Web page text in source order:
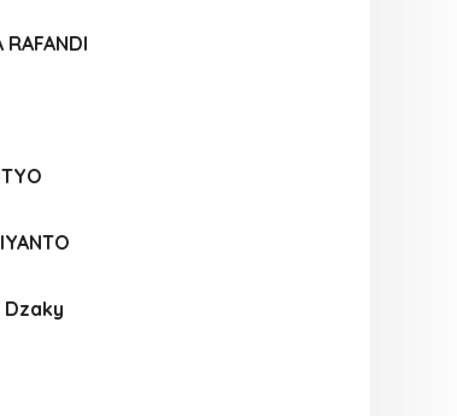
RAFANDI
Dzaky